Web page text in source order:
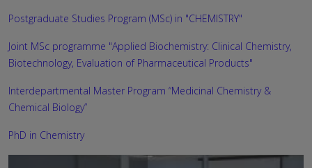
Postgraduate Studies Program (MSc) in "CHEMISTRY"
Joint MSc programme "Applied Biochemistry: Clinical Chemistry,
Biotechnology, Evaluation of Pharmaceutical Products"
Interdepartmental Master Program “Medicinal Chemistry &
Chemical Biology”
PhD in Chemistry